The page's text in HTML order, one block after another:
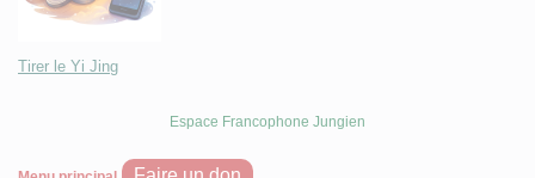
Tirer le Yi Jing
Espace Francophone Jungien